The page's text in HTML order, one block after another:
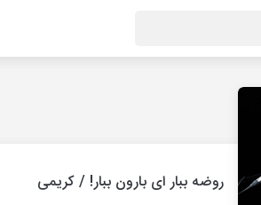
روضه ببار ای بارون ببار! / کریمی